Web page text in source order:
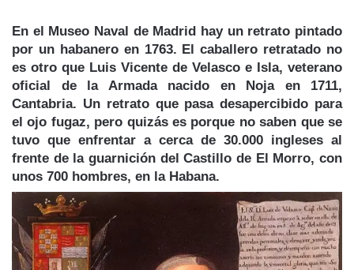
En el Museo Naval de Madrid hay un retrato pintado
por un habanero en 1763. El caballero retratado no
es otro que Luis Vicente de Velasco e Isla, veterano
oficial de la Armada nacido en Noja en 1711,
Cantabria. Un retrato que pasa desapercibido para
el ojo fugaz, pero quizás es porque no saben que se
tuvo que enfrentar a cerca de 30.000 ingleses al
frente de la guarnición del Castillo de El Morro, con
unos 700 hombres, en la Habana.